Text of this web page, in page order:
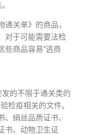
关单》的商品，
对于可能需要法检
些商品容易“逃商
的不限于通关类的
检疫相关的文件。
绢丝品质证书、
书、动物卫生证